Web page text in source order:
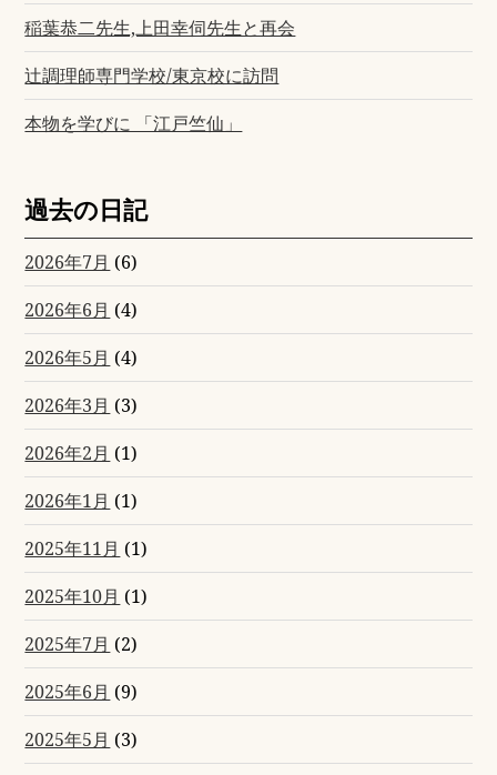
稲葉恭二先生,上田幸伺先生と再会
辻調理師専門学校/東京校に訪問
本物を学びに 「江戸竺仙」
過去の日記
2026年7月 (6)
2026年6月 (4)
2026年5月 (4)
2026年3月 (3)
2026年2月 (1)
2026年1月 (1)
2025年11月 (1)
2025年10月 (1)
2025年7月 (2)
2025年6月 (9)
2025年5月 (3)